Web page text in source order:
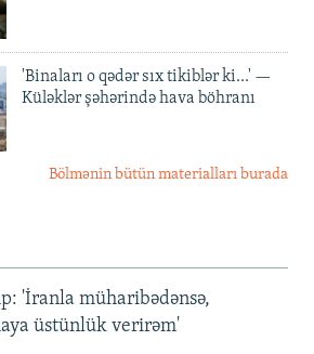
'Binaları o qədər sıx tikiblər ki...' —
Küləklər şəhərində hava böhranı
Bölmənin bütün materialları burada
'İranla müharibədənsə,
üstünlük verirəm'